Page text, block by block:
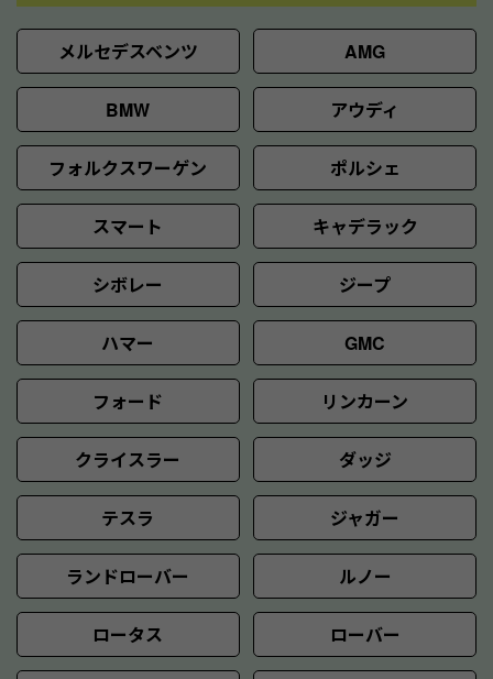
メルセデスベンツ AMG
BMW アウディ
フォルクスワーゲン ポルシェ
スマート キャデラック
シボレー ジープ
ハマー GMC
フォード リンカーン
クライスラー ダッジ
テスラ ジャガー
ランドローバー ルノー
ロータス ローバー